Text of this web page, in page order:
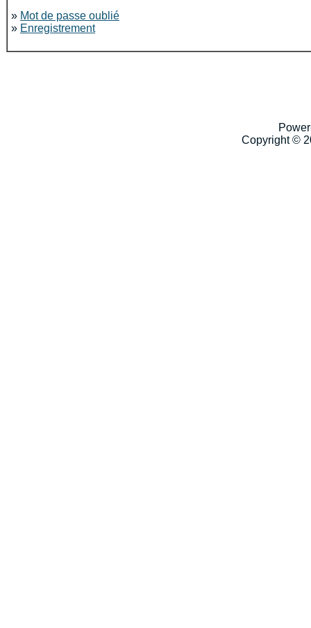
» Mot de passe oublié
» Enregistrement
Copyright ©